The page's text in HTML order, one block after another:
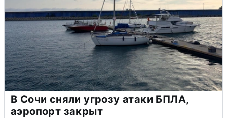
В Сочи сняли угрозу атаки БПЛА,
аэропорт закрыт